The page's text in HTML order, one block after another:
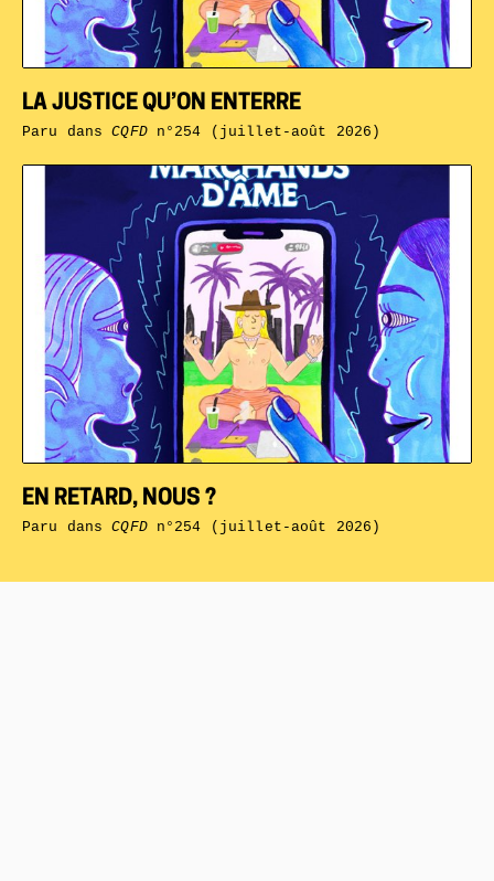
EN RETARD, NOUS ?
Paru dansCQFDn°254 (juillet-août 2026)
LA JUSTICE QU’ON ENTERRE
Paru dansCQFDn°254 (juillet-août 2026)